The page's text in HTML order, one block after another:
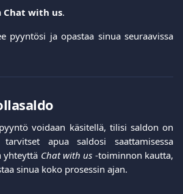
Chat with us.
pyyntösi ja opastaa sinua seuraavissa
voidaan käsitellä, tilisi saldon on
apua saldosi saattamisessa
yhteyttä Chat with us -toiminnon kautta,
sinua koko prosessin ajan.